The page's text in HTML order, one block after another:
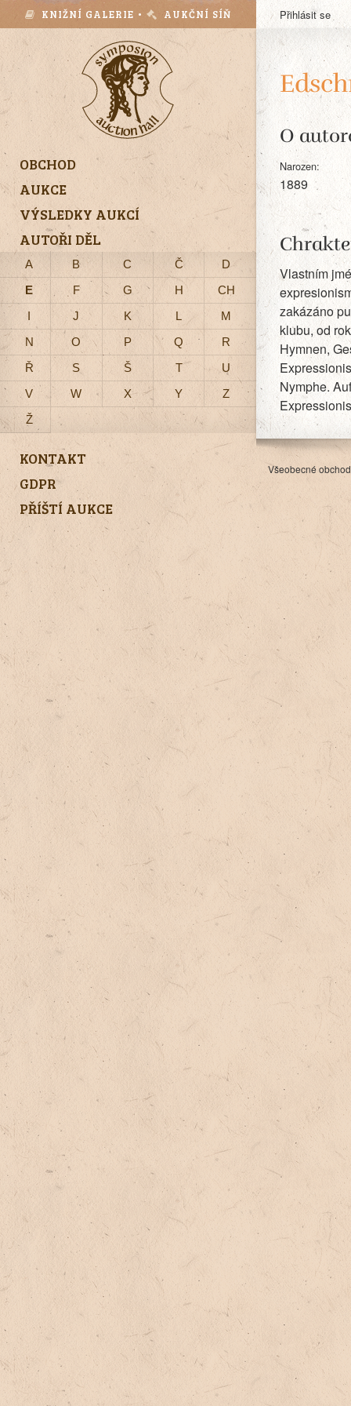
KNIŽNÍ GALERIE • AUKČNÍ SÍŇ
OBCHOD
AUKCE
VÝSLEDKY AUKCÍ
AUTOŘI DĚL
A B C Č
D
E
F G H
CH
I
J K L
M
N
O P Q
R
Ř
S Š T
U
V
W X Y
Z
Ž
KONTAKT
GDPR
PŘÍŠTÍ AUKCE
Přihlásit se
O
Narozen:
1889
Vlastním
zakázáno
klubu, od
Hymnen,
Nymphe.
Všeobecné